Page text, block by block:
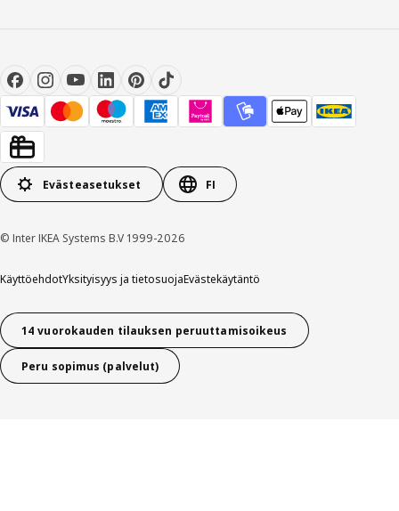
Evästeasetukset FI
© Inter IKEA Systems B.V 1999-2026
KäyttöehdotYksityisyys ja tietosuojaEvästekäytäntö
14 vuorokauden tilauksen peruuttamisoikeus
Peru sopimus (palvelut)